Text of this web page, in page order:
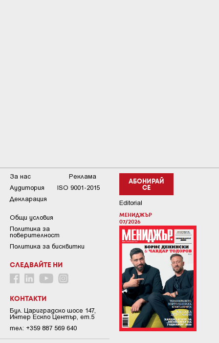
АБОНИРАЙ
СЕ
Editorial
МЕНИДЖЪР
07/2026
За нас
Реклама
Аудитория
ISO 9001-2015
Декларация
Общи условия
Пoлитикa зa
пoвepитeлнocт
Политика за бисквитки
СЛЕДВАЙТЕ НИ
КОНТАКТИ
Бул. Цариградско шосе 147,
Интер Ескпо Център, ет.5
тел: +359 887 569 640